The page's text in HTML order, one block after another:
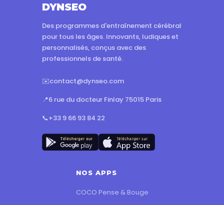
DYNSEO
Des programmes d'entraînement cérébral
pour tous les âges. Innovants, ludiques et
personnalisés, conçus avec des
professionnels de santé.
✉️contact@dynseo.com
📍6 rue du docteur Finlay 75015 Paris
📞+33 9 66 93 84 22
NOS APPS
COCO Pense & Bouge